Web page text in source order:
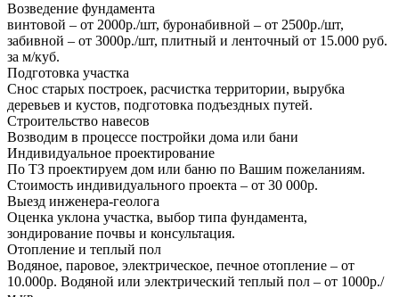
Возведение фундамента
винтовой – от 2000р./шт, буронабивной – от 2500р./шт,
забивной – от 3000р./шт, плитный и ленточный от 15.000 руб.
за м/куб.
Подготовка участка
Снос старых построек, расчистка территории, вырубка
деревьев и кустов, подготовка подъездных путей.
Строительство навесов
Возводим в процессе постройки дома или бани
Индивидуальное проектирование
По ТЗ проектируем дом или баню по Вашим пожеланиям.
Стоимость индивидуального проекта – от 30 000р.
Выезд инженера-геолога
Оценка уклона участка, выбор типа фундамента,
зондирование почвы и консультация.
Отопление и теплый пол
Водяное, паровое, электрическое, печное отопление – от
10.000р. Водяной или электрический теплый пол – от 1000р./